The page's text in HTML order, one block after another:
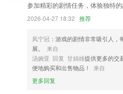
参加精彩的剧情任务，体验独特
2026-04-27 18:32 推荐
凤宁冠 ：游戏的剧情非常吸引人
展。
来自
汤婉亚 回复 甘娟雄提供更多的交
便地购买和出售物品！
来自
更多回复